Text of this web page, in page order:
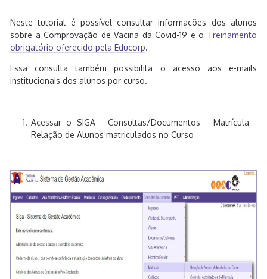
Neste tutorial é possível consultar informações dos alunos
sobre a Comprovação de Vacina da Covid-19 e o Treinamento
obrigatório oferecido pela Educorp.
Essa consulta também possibilita o acesso aos e-mails
institucionais dos alunos por curso.
Acessar o SIGA - Consultas/Documentos - Matrícula -
Relação de Alunos matriculados no Curso